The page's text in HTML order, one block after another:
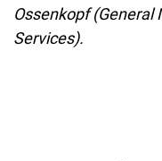
Ossenkopf
Services).